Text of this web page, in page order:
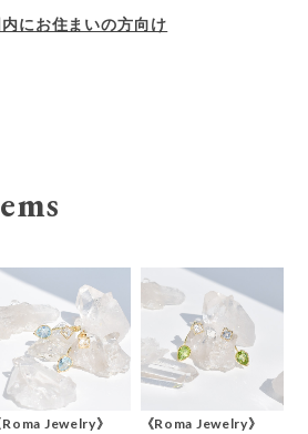
にお住まいの方向け
Roma Jewelry》
《Roma Jewelry》